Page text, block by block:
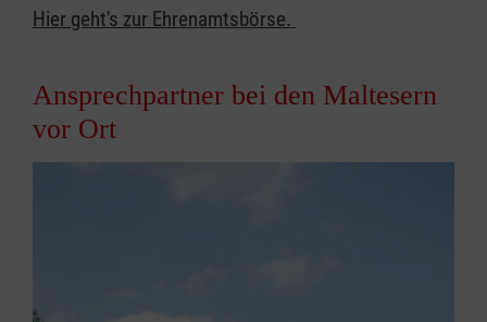
Hier geht's zur Ehrenamtsbörse.
Ansprechpartner bei den Maltesern
vor Ort